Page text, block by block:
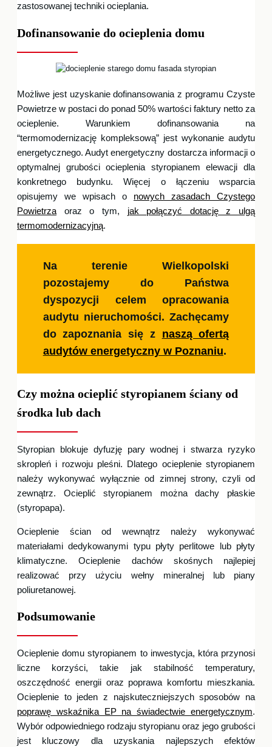
zastosowanej techniki ocieplania.
Dofinansowanie do ocieplenia domu
Możliwe jest uzyskanie dofinansowania z programu Czyste
Powietrze w postaci do ponad 50% wartości faktury netto za
ocieplenie. Warunkiem dofinansowania na
“termomodernizację kompleksową” jest wykonanie audytu
energetycznego. Audyt energetyczny dostarcza informacji o
optymalnej grubości ocieplenia styropianem elewacji dla
konkretnego budynku. Więcej o łączeniu wsparcia
opisujemy we wpisach o nowych zasadach Czystego
Powietrza oraz o tym, jak połączyć dotację z ulgą
termomodernizacyjną.
Na terenie Wielkopolski
pozostajemy do Państwa
dyspozycji celem opracowania
audytu nieruchomości. Zachęcamy
do zapoznania się z naszą ofertą
audytów energetyczny w Poznaniu.
Czy można ocieplić styropianem ściany od
środka lub dach
Styropian blokuje dyfuzję pary wodnej i stwarza ryzyko
skropleń i rozwoju pleśni. Dlatego ocieplenie styropianem
należy wykonywać wyłącznie od zimnej strony, czyli od
zewnątrz. Ocieplić styropianem można dachy płaskie
(styropapa).
Ocieplenie ścian od wewnątrz należy wykonywać
materiałami dedykowanymi typu płyty perlitowe lub płyty
klimatyczne. Ocieplenie dachów skośnych najlepiej
realizować przy użyciu wełny mineralnej lub piany
poliuretanowej.
Podsumowanie
Ocieplenie domu styropianem to inwestycja, która przynosi
liczne korzyści, takie jak stabilność temperatury,
oszczędność energii oraz poprawa komfortu mieszkania.
Ocieplenie to jeden z najskuteczniejszych sposobów na
poprawę wskaźnika EP na świadectwie energetycznym.
Wybór odpowiedniego rodzaju styropianu oraz jego grubości
jest kluczowy dla uzyskania najlepszych efektów